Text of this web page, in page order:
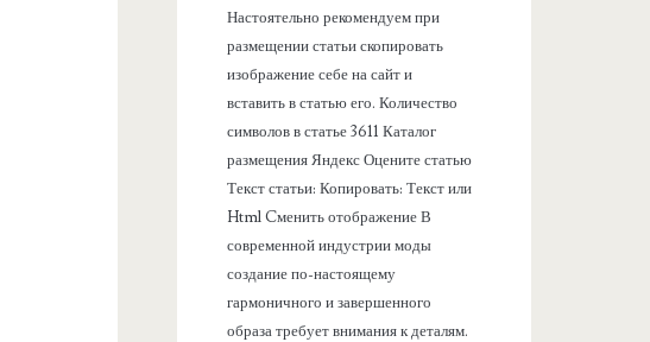
Настоятельно рекомендуем при
размещении статьи скопировать
изображение себе на сайт и
вставить в статью его. Количество
символов в статье 3611 Каталог
размещения Яндекс Оцените статью
Текст статьи: Копировать: Текст или
Html Cменить отображение В
современной индустрии моды
создание по-настоящему
гармоничного и завершенного
образа требует внимания к деталям.